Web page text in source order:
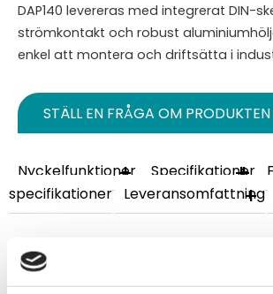
DAP140 levereras med integrerat DIN-
strömkontakt och robust
enkel att montera och driftsätta i
STÄLL EN FRÅGA OM PRODUKTEN
Nyckelfunktioner Specifikationer
specifikationer
Leveransomfattning
Omdömen